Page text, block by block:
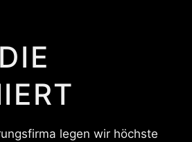
legen wir höchste